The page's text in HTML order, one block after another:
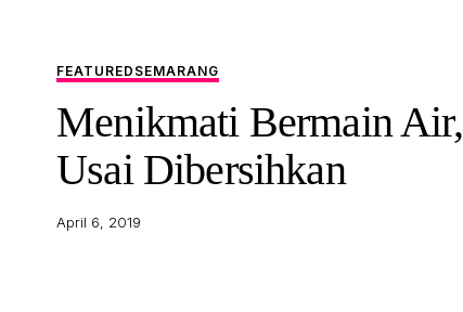
FEATURED SEMARANG
Menikmati Bermain Air,
Usai Dibersihkan
April 6, 2019